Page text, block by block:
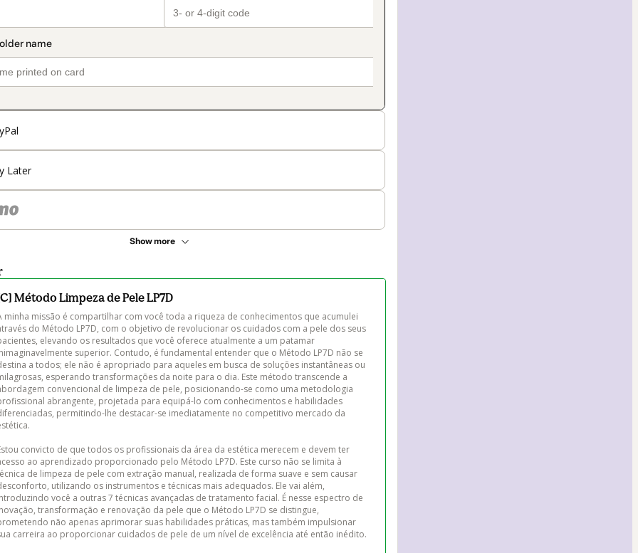
Later
Show more
Método Limpeza de Pele LP7D
minha missão é compartilhar com você toda a riqueza de conhecimentos que acumulei
do Método LP7D, com o objetivo de revolucionar os cuidados com a pele dos seus
elevando os resultados que você oferece atualmente a um patamar
superior. Contudo, é fundamental entender que o Método LP7D não se
a todos; ele não é apropriado para aqueles em busca de soluções instantâneas ou
esperando transformações da noite para o dia. Este método transcende a
convencional de limpeza de pele, posicionando-se como uma metodologia
abrangente, projetada para equipá-lo com conhecimentos e habilidades
permitindo-lhe destacar-se imediatamente no competitivo mercado da
convicto de que todos os profissionais da área da estética merecem e devem ter
ao aprendizado proporcionado pelo Método LP7D. Este curso não se limita à
de limpeza de pele com extração manual, realizada de forma suave e sem causar
utilizando os instrumentos e técnicas mais adequados. Ele vai além,
você a outras 7 técnicas avançadas de tratamento facial. É nesse espectro de
transformação e renovação da pele que o Método LP7D se distingue,
não apenas aprimorar suas habilidades práticas, mas também impulsionar
carreira ao proporcionar cuidados de pele de um nível de excelência até então inédito.